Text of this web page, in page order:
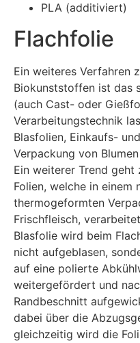
PLA (additiviert)
Flachfolie
Ein weiteres Verfahren
Biokunststoffen ist das
(auch Cast- oder
Verarbeitungstechnik
Blasfolien, Einkaufs-
Verpackung von
Ein weiterer Trend
Folien, welche in einem
thermogeformten
Frischfleisch,
Blasfolie wird beim
nicht aufgeblasen,
auf eine polierte
weitergefördert und
Randbeschnitt
dabei über die
gleichzeitig wird die